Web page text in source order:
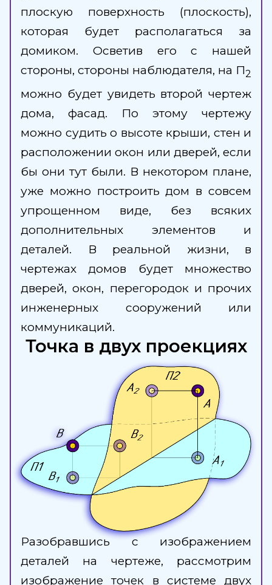
плоскую поверхность (плоскость),
которая будет располагаться за
домиком. Осветив его с нашей
стороны, стороны наблюдателя, на П2
можно будет увидеть второй чертеж
дома, фасад. По этому чертежу
можно судить о высоте крыши, стен и
расположении окон или дверей, если
бы они тут были. В некотором плане,
уже можно построить дом в совсем
упрощенном виде, без всяких
дополнительных элементов и
деталей. В реальной жизни, в
чертежах домов будет множество
дверей, окон, перегородок и прочих
инженерных сооружений или
коммуникаций.
Точка в двух проекциях
Разобравшись с изображением
деталей на чертеже, рассмотрим
изображение точек в системе двух